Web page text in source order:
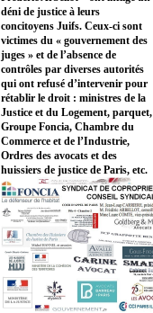
déni de justice à leurs
concitoyens Juifs. Ceux-ci sont
victimes du « gouvernement des
juges » et de l’absence de
contrôles par diverses autorités
qui ont refusé d’intervenir pour
rétablir le droit : ministres de la
Justice et du Logement, parquet,
Groupe Foncia, Chambre du
Commerce et de l’Industrie,
Ordres des avocats et des
huissiers de justice de Paris, etc.